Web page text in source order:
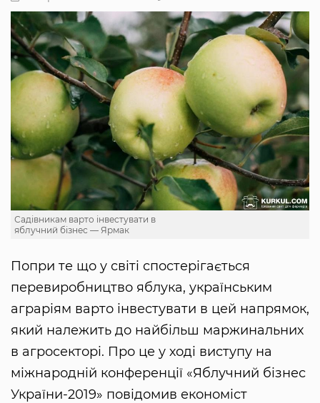
Садівникам варто інвестувати в
яблучний бізнес — Ярмак
Попри те що у світі спостерігається
перевиробництво яблука, українським
аграріям варто інвестувати в цей напрямок,
який належить до найбільш маржинальних
в агросекторі. Про це у ході виступу на
міжнародній конференції «Яблучний бізнес
України-2019» повідомив економіст